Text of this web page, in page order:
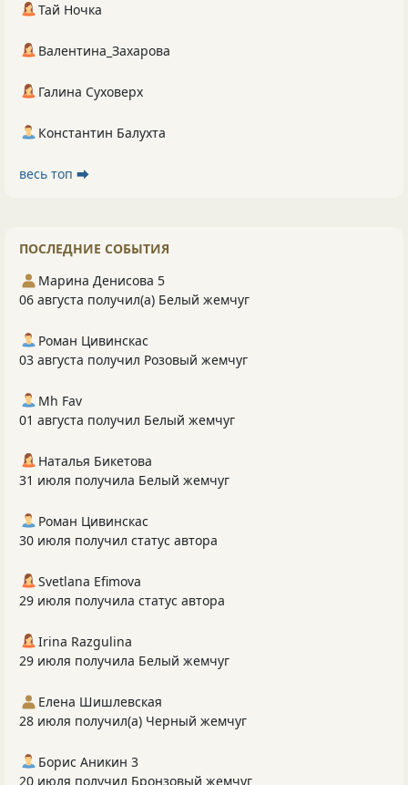
Тай Ночка
Валентина_Захарова
Галина Суховерх
Константин Балухта
весь топ ⮕
ПОСЛЕДНИЕ СОБЫТИЯ
Марина Денисова 5
06 августа получил(а) Белый жемчуг
Роман Цивинскас
03 августа получил Розовый жемчуг
Mh Fav
01 августа получил Белый жемчуг
Наталья Бикетова
31 июля получила Белый жемчуг
Роман Цивинскас
30 июля получил статус автора
Svetlana Efimova
29 июля получила статус автора
Irina Razgulina
29 июля получила Белый жемчуг
Елена Шишлевская
28 июля получил(а) Черный жемчуг
Борис Аникин 3
20 июля получил Бронзовый жемчуг